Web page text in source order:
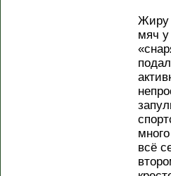
Жиру
мяч у
всё